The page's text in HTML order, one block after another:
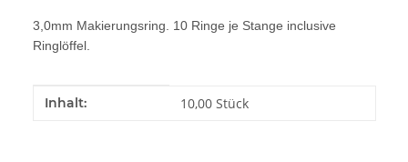
3,0mm Makierungsring. 10 Ringe je Stange inclusive
Ringlöffel.
Produkteigenschaft
Wert
Inhalt: 10,00 Stück